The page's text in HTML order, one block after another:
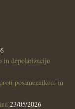
in depolarizacijo
posameznikom in
23/05/2026